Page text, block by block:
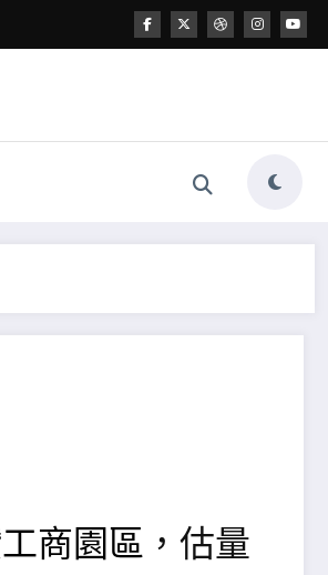
商園區 ，估量